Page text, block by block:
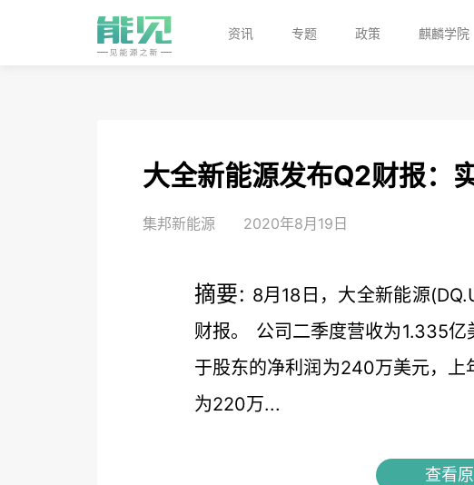
资讯 专题 政策 麒麟学院
大全新能源发布Q2财报：
集邦新能源 2020年8月19日
摘要: 8月18日，大全新能源
财报。 公司二季度营收为1.335
于股东的净利润为240万美元，上
为220万...
查看